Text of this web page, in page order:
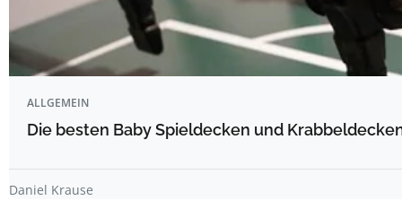
ALLGEMEIN
Die besten Baby Spieldecken und
Daniel Krause